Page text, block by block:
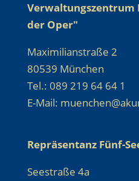
Verwaltungszentrum
der Oper"
Maximilianstraße 2
80539 München
Tel.: 089 219 64 64 1
E-Mail:
Repräsentanz Fünf-
Seestraße 4a